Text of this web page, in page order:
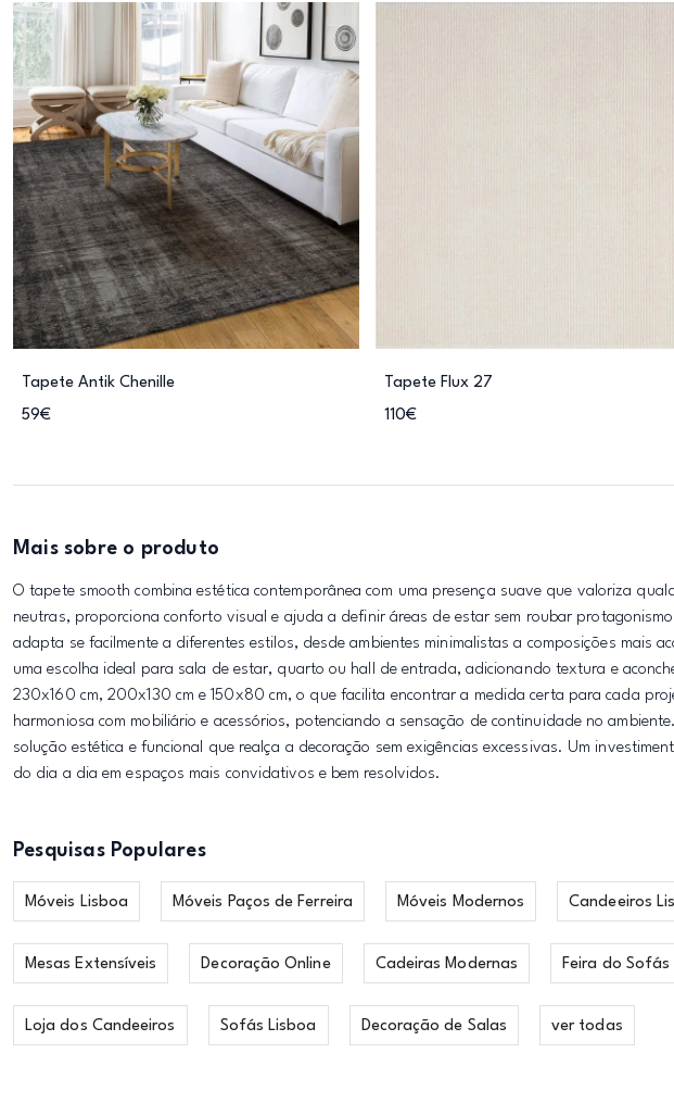
Tapete Antik Chenille
59€
Tapete Flux 27
110€
Mais sobre o produto
O tapete smooth combina estética contemporânea com uma presença suave que valoriza
neutras, proporciona conforto visual e ajuda a definir áreas de estar sem roubar
adapta se facilmente a diferentes estilos, desde ambientes minimalistas a composições mais
uma escolha ideal para sala de estar, quarto ou hall de entrada, adicionando textura e
230x160 cm, 200x130 cm e 150x80 cm, o que facilita encontrar a medida certa para cada
harmoniosa com mobiliário e acessórios, potenciando a sensação de continuidade no
solução estética e funcional que realça a decoração sem exigências excessivas. Um
do dia a dia em espaços mais convidativos e bem resolvidos.
Pesquisas Populares
Móveis Lisboa Móveis Paços de Ferreira Móveis Modernos Candeeiros
Mesas Extensíveis Decoração Online Cadeiras Modernas Feira do Sofás
Loja dos Candeeiros Sofás Lisboa Decoração de Salas ver todas